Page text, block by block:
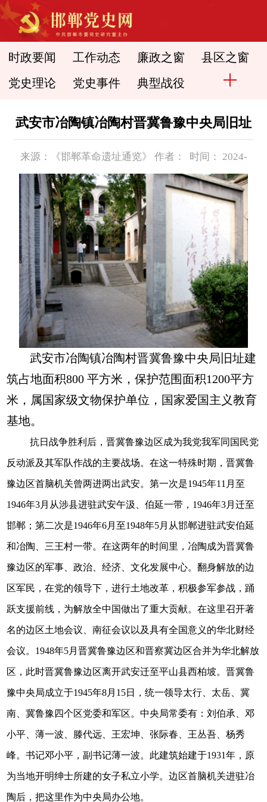
时政要闻 工作动态 廉政之窗 县区之窗
党史理论 党史事件 典型战役
武安市冶陶镇冶陶村晋冀鲁豫中央局旧址
来源：《邯郸革命遗址通览》 作者： 时间： 2024-
06-12
武安市冶陶镇冶陶村晋冀鲁豫中央局旧址建
筑占地面积800 平方米，保护范围面积1200平方
米，属国家级文物保护单位，国家爱国主义教育
基地。
抗日战争胜利后，晋冀鲁豫边区成为我党我军同国民党
反动派及其军队作战的主要战场。在这一特殊时期，晋冀鲁
豫边区首脑机关曾两进两出武安。第一次是1945年11月至
1946年3月从涉县进驻武安午汲、伯延一带，1946年3月迁至
邯郸；第二次是1946年6月至1948年5月从邯郸进驻武安伯延
和冶陶、三王村一带。在这两年的时间里，冶陶成为晋冀鲁
豫边区的军事、政治、经济、文化发展中心。翻身解放的边
区军民，在党的领导下，进行土地改革，积极参军参战，踊
跃支援前线，为解放全中国做出了重大贡献。在这里召开著
名的边区土地会议、南征会议以及具有全国意义的华北财经
会议。1948年5月晋冀鲁豫边区和晋察冀边区合并为华北解放
区，此时晋冀鲁豫边区离开武安迁至平山县西柏坡。晋冀鲁
豫中央局成立于1945年8月15日，统一领导太行、太岳、冀
南、冀鲁豫四个区党委和军区。中央局常委有：刘伯承、邓
小平、薄一波、滕代远、王宏坤、张际春、王丛吾、杨秀
峰。书记邓小平，副书记薄一波。此建筑始建于1931年，原
为当地开明绅士所建的女子私立小学。边区首脑机关进驻冶
陶后，把这里作为中央局办公地。